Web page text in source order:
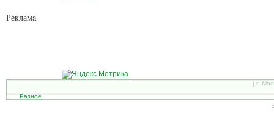
Рекламa
| г.
Разное